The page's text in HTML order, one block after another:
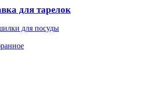
для тарелок
для посуды